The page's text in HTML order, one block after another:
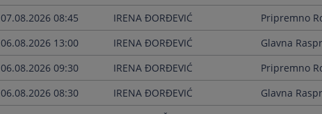
07.08.2026 08:45 IRENA ĐORĐEVIĆ
Pripremno
06.08.2026 13:00 IRENA ĐORĐEVIĆ
Glavna
06.08.2026 09:30 IRENA ĐORĐEVIĆ
Pripremno
06.08.2026 08:30 IRENA ĐORĐEVIĆ
Glavna